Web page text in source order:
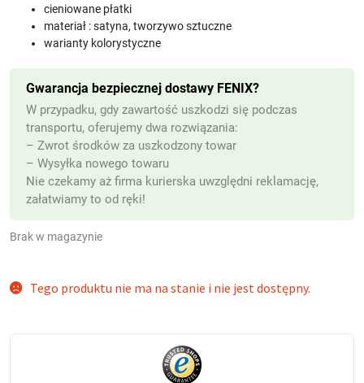
cieniowane płatki
materiał : satyna, tworzywo sztuczne
warianty kolorystyczne
Brak w magazynie
Gwarancja bezpiecznej dostawy FENIX?
W przypadku, gdy zawartość uszkodzi się podczas
transportu, oferujemy dwa rozwiązania:
– Zwrot środków za uszkodzony towar
– Wysyłka nowego towaru
Nie czekamy aż firma kurierska uwzględni reklamację,
załatwiamy to od ręki!
Tego produktu nie ma na stanie i nie jest dostępny.